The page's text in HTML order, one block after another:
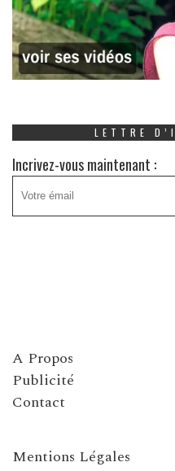
LETTRE
Incrivez-vous maintenant :
A Propos
Publicité
Contact
Mentions Légales